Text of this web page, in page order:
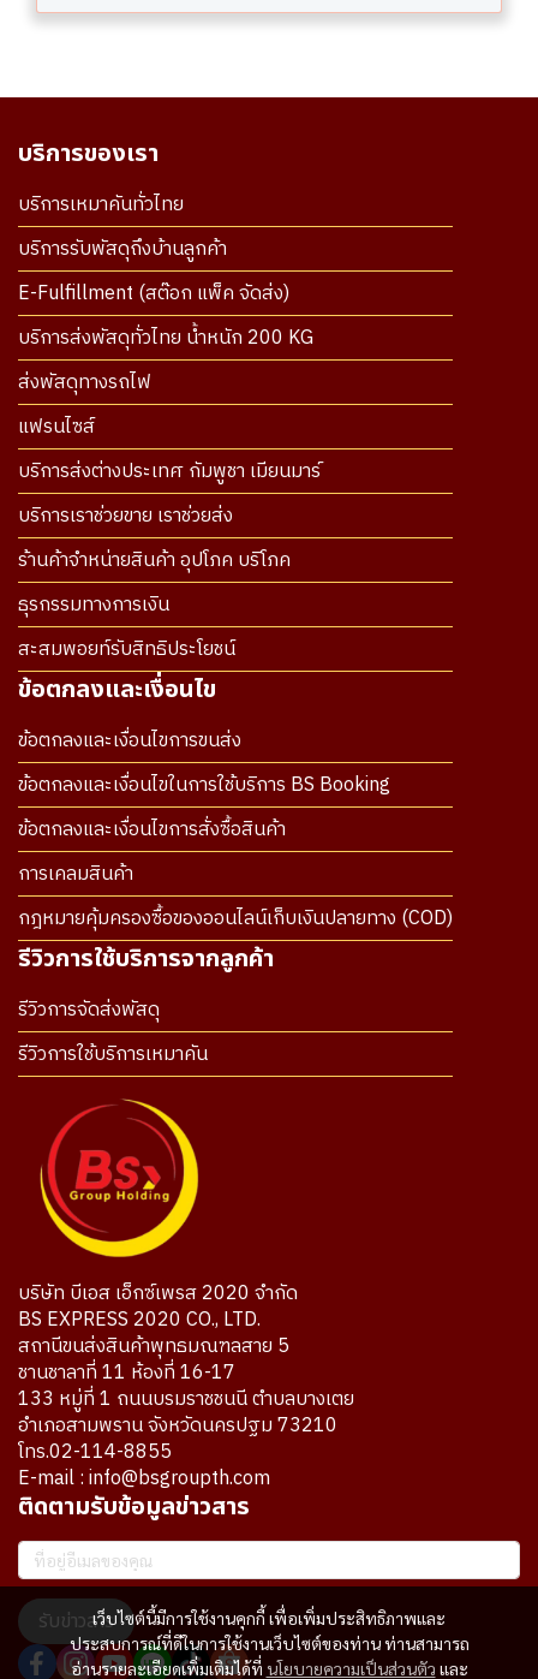
เว็บไซต์นี้มีการใช้งานคุกกี้ เพื่อเพิ่มประสิทธิภาพและ
ประสบการณ์ที่ดีในการใช้งานเว็บไซต์ของท่าน ท่านสามารถ
อ่านรายละเอียดเพิ่มเติมได้ที่ นโยบายความเป็นส่วนตัว และ
บริการของเรา
บริการเหมาคันทั่วไทย
บริการรับพัสดุถึงบ้านลูกค้า
E-Fulfillment (สต๊อก แพ็ค จัดส่ง)
บริการส่งพัสดุทั่วไทย น้ำหนัก 200 KG
ส่งพัสดุทางรถไฟ
แฟรนไซส์
บริการส่งต่างประเทศ กัมพูชา เมียนมาร์
บริการเราช่วยขาย เราช่วยส่ง
ร้านค้าจำหน่ายสินค้า อุปโภค บริโภค
ธุรกรรมทางการเงิน
สะสมพอยท์รับสิทธิประโยชน์
ข้อตกลงและเงื่อนไข
ข้อตกลงและเงื่อนไขการขนส่ง
ข้อตกลงและเงื่อนไขในการใช้บริการ BS Booking
ข้อตกลงและเงื่อนไขการสั่งซื้อสินค้า
การเคลมสินค้า
กฎหมายคุ้มครองซื้อของออนไลน์เก็บเงินปลายทาง (COD)
รีวิวการใช้บริการจากลูกค้า
รีวิวการจัดส่งพัสดุ
รีวิวการใช้บริการเหมาคัน
บริษัท บีเอส เอ็กซ์เพรส 2020 จำกัด
BS EXPRESS 2020 CO., LTD.
สถานีขนส่งสินค้าพุทธมณฑลสาย 5
ชานชาลาที่ 11 ห้องที่ 16-17
133 หมู่ที่ 1 ถนนบรมราชชนนี ตำบลบางเตย
อำเภอสามพราน จังหวัดนครปฐม 73210
โทร.02-114-8855
E-mail : info@bsgroupth.com
ติดตามรับข้อมูลข่าวสาร
รับข่าวสาร